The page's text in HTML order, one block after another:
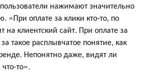
нажимают значительно
оплате за клики кто-то, по
на клиентский сайт. При оплате за
такое расплывчатое понятие, как
Непонятно даже, видят ли
то».